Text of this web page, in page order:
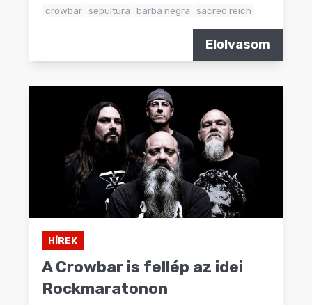
crowbar sepultura barba negra sacred reich
Elolvasom
HÍREK
A Crowbar is fellép az idei
Rockmaratonon